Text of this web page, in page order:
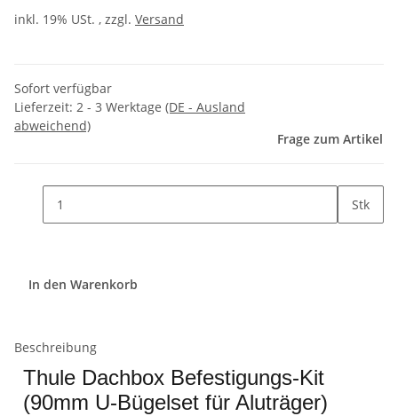
inkl. 19% USt. , zzgl. Versand
Sofort verfügbar
Lieferzeit: 2 - 3 Werktage (DE - Ausland
abweichend)
Frage zum Artikel
Stk
In den Warenkorb
Beschreibung
Thule Dachbox Befestigungs-Kit
(90mm U-Bügelset für Aluträger)